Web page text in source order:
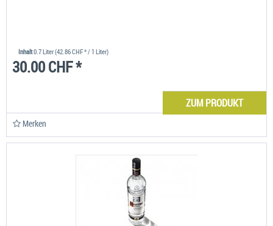
Inhalt0.7 Liter(42.86 CHF * / 1 Liter)
30.00 CHF *
ZUM PRODUKT
Merken